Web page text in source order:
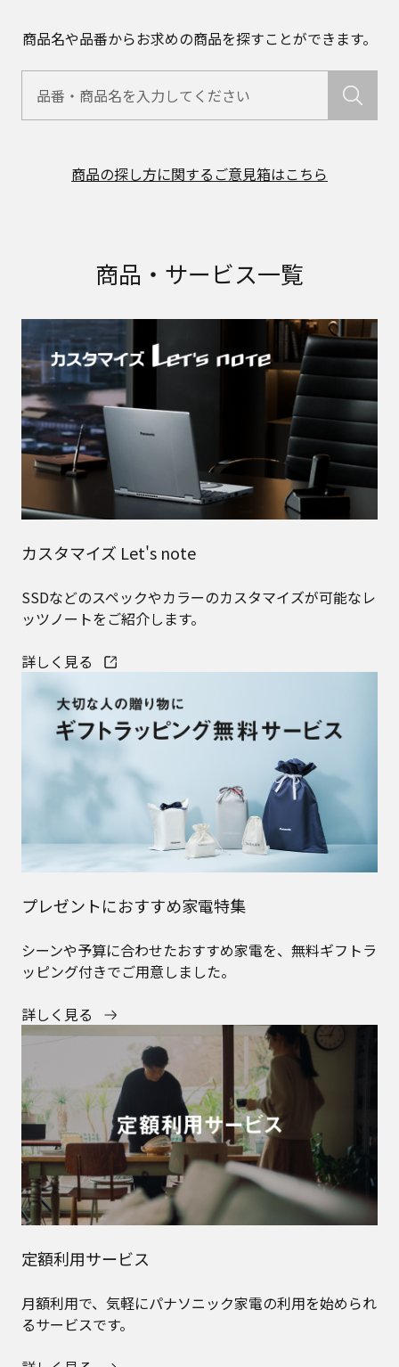
商品名や品番からお求めの商品を探すことができます。
商品の探し方に関するご意見箱はこちら
商品・サービス一覧
カスタマイズ Let's note
SSDなどのスペックやカラーのカスタマイズが可能なレ
ッツノートをご紹介します。
詳しく見る
プレゼントにおすすめ家電特集
シーンや予算に合わせたおすすめ家電を、無料ギフトラ
ッピング付きでご用意しました。
詳しく見る
定額利用サービス
月額利用で、気軽にパナソニック家電の利用を始められ
るサービスです。